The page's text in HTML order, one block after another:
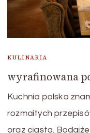
KULINARIA
wyrafinowana
Kuchnia polska
rozmaitych
oraz ciasta.